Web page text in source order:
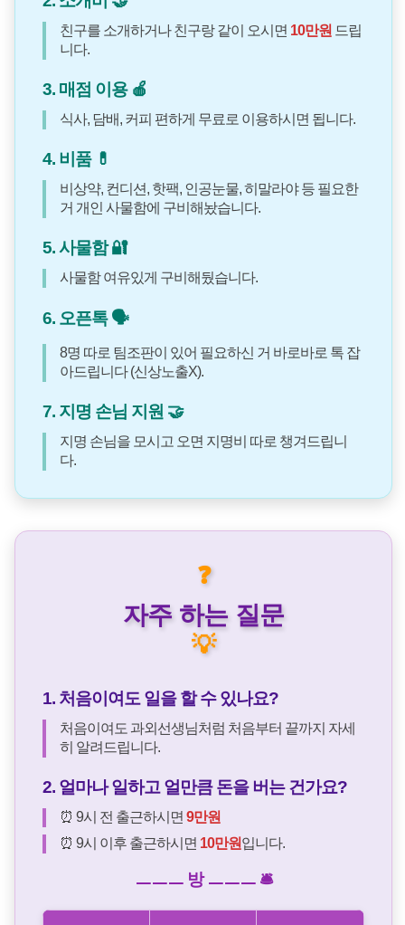
친구를 소개하거나 친구랑 같이 오시면 10만원 드립
니다.
3. 매점 이용 🍎
식사, 담배, 커피 편하게 무료로 이용하시면 됩니다.
4. 비품 💊
비상약, 컨디션, 핫팩, 인공눈물, 히말라야 등 필요한
거 개인 사물함에 구비해놨습니다.
5. 사물함 🔐
사물함 여유있게 구비해뒀습니다.
6. 오픈톡 🗣️
8명 따로 팀조판이 있어 필요하신 거 바로바로 톡 잡
아드립니다 (신상노출X).
7. 지명 손님 지원 🤝
지명 손님을 모시고 오면 지명비 따로 챙겨드립니
다.
❓
자주 하는 질문
💡
1. 처음이여도 일을 할 수 있나요?
처음이여도 과외선생님처럼 처음부터 끝까지 자세
히 알려드립니다.
2. 얼마나 일하고 얼만큼 돈을 버는 건가요?
⏰ 9시 전 출근하시면 9만원
⏰ 9시 이후 출근하시면 10만원입니다.
ㅡㅡㅡ 방 ㅡㅡㅡ 🛎️